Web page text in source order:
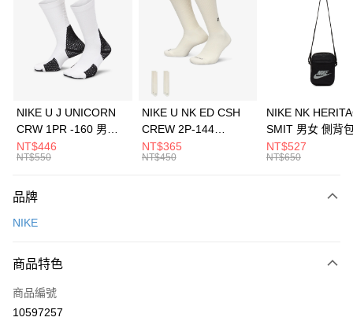
3 期 0 利率 每期 21家銀行
合作金庫商業銀行
第一商業銀行
華南商業銀行
彰化商業銀行
上海商業儲蓄銀行
元大商業銀行
台灣樂天信用卡公司
Apple Pay
全盈+PAY
AFTEE先享後付
【關於「AFTEE先享後付」】
便利好安心！
３．安心：先確認商品／服務後，再付款。
【「AFTEE先享後付」結帳流程】
１．於結帳方式選擇「AFTEE先享後付」後，將跳轉至「AFTEE先享後付」
運送方式
每筆NT$100，滿NT$1,500(含以上)免運費
宅配
每筆NT$100，滿NT$1,500(含以上)免運費
NIKE U J UNICORN
CRW 1PR -160 男女
中統襪 FZ3393100
NT$446
NT$550
NIKE U NK ED CSH
CREW 2P-144
EMBRDY 男女 短統襪
FZ3073133
NT$365
NT$450
NIKE NK
SMIT 男女 側背
BA5871010
NT$527
NT$650
品牌
NIKE
商品特色
商品編號
10597257